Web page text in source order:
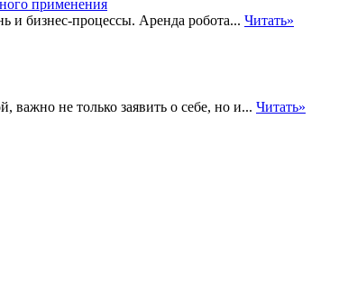
и бизнес-процессы. Аренда робота... Читать»
важно не только заявить о себе, но и... Читать»